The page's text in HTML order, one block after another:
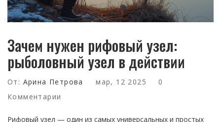
Зачем нужен рифовый узел:
рыболовный узел в действии
От: Арина Петрова мар, 12 2025
0
Комментарии
Рифовый узел — один из самых универсальных и простых